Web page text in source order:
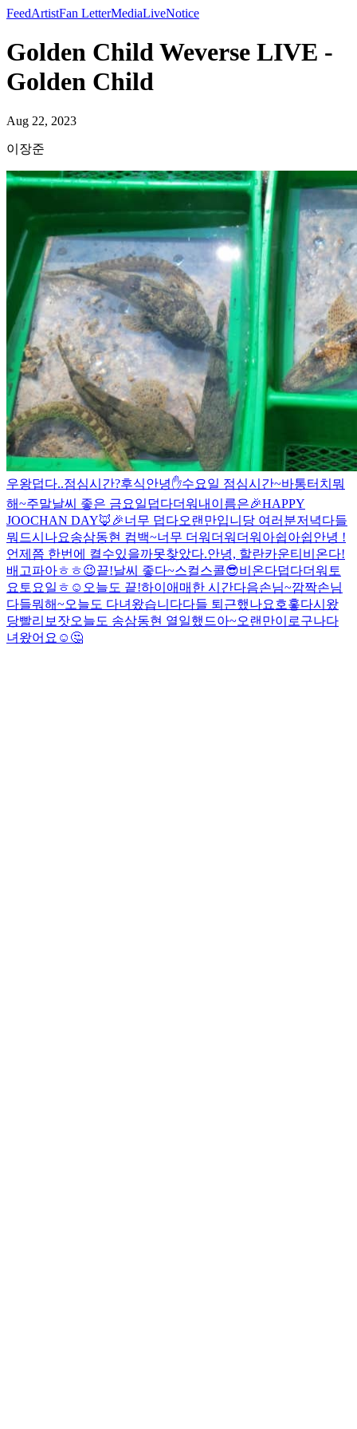
FeedArtistFan LetterMediaLiveNotice
Golden Child Weverse LIVE -
Golden Child
Aug 22, 2023
이장준
우왕덥다..점심시간?후식안녕✋수요일 점심시간~바통터치 뭐
해~주말날씨 좋은 금요일덥다더워 내이름은🎉HAPPY
JOOCHAN DAY🦊🎉너무 덥다오랜만입니당 여러분저녁다들
뭐드시나요송삼동현 컴백~너무 더워더워더워 아쉽아쉽안녕 !
언제쯤 한번에 켤수있을까못찾았다.안녕, 할란카운티 비온다!
배고파아ㅎㅎ😉끝!날씨 좋다~스컬스콜😎비온다덥다더워 토
요토요일 ㅎ ☺️ 오늘도 끝!하이 애매한 시간다음손님~깜짝손님
다들뭐해~오늘도 다녀왔습니다다들 퇴근했나요호홓다시왔
당빨리보잣오늘도 송삼동현 열일했드아~오랜만이로구나다
녀왔어요☺️ 🤔